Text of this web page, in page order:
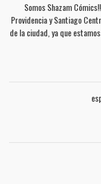
Somos Shazam
Providencia y Santiago
de la ciudad, ya que